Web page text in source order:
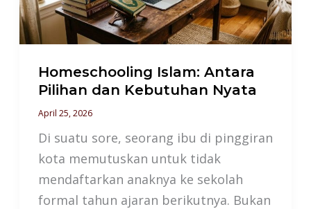
Homeschooling Islam: Antara
Pilihan dan Kebutuhan Nyata
April 25, 2026
Di suatu sore, seorang ibu di pinggiran
kota memutuskan untuk tidak
mendaftarkan anaknya ke sekolah
formal tahun ajaran berikutnya. Bukan
Kebutuhan
Nyata